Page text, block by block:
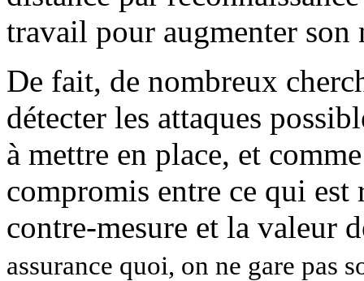
travail pour augmenter son
De fait, de nombreux
détecter les attaques
à mettre en place, et
compromis entre ce qui
contre-mesure et la valeur
assurance quoi, on ne gare pas